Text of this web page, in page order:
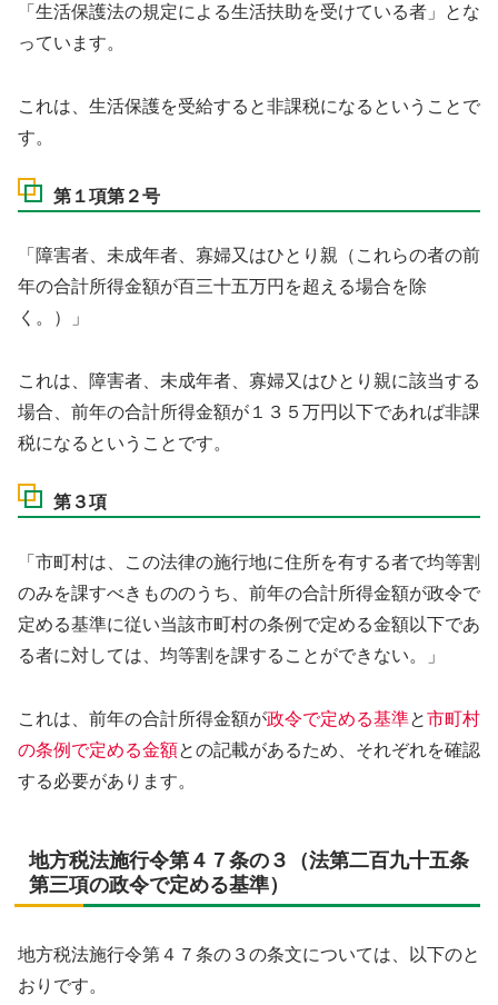
「生活保護法の規定による生活扶助を受けている者」とな
っています。
これは、生活保護を受給すると非課税になるということで
す。
第１項第２号
「障害者、未成年者、寡婦又はひとり親（これらの者の前
年の合計所得金額が百三十五万円を超える場合を除
く。）」
これは、障害者、未成年者、寡婦又はひとり親に該当する
場合、前年の合計所得金額が１３５万円以下であれば非課
税になるということです。
第３項
「市町村は、この法律の施行地に住所を有する者で均等割
のみを課すべきもののうち、前年の合計所得金額が政令で
定める基準に従い当該市町村の条例で定める金額以下であ
る者に対しては、均等割を課することができない。」
これは、前年の合計所得金額が政令で定める基準と市町村
の条例で定める金額との記載があるため、それぞれを確認
する必要があります。
地方税法施行令第４７条の３（法第二百九十五条
第三項の政令で定める基準）
地方税法施行令第４７条の３の条文については、以下のと
おりです。